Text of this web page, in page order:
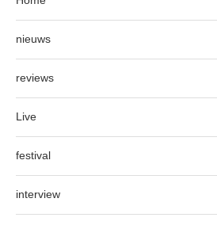
nieuws
reviews
Live
festival
interview